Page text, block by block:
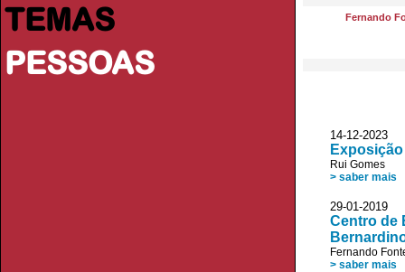
TEMAS
PESSOAS
Fernando
14-12-2023
Rui Gomes
> saber mais
29-01-2019
Centro de
Fernando
> saber mais